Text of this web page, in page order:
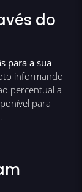
do
para a sua
informando
percentual a
para